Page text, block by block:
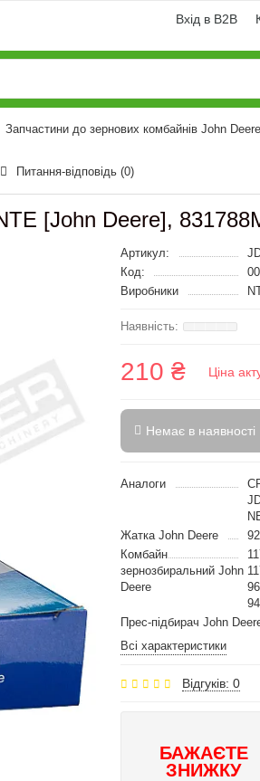
Вхід в B2B
Запчастини до зернових комбайнів John Deere
Питання-відповідь (0)
[John Deere],
Артикул:
Код:
Виробники
210 ₴ Ціна
Немає в наявності
Аналоги
Жатка John Deere
Комбайн
зернозбиральний John
Deere
Прес-підбирач John
Всі характеристики
Відгуків: 0
БАЖАЄТЕ
ЗНИЖКУ